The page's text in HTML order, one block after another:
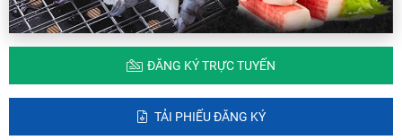
ĐĂNG KÝ TRỰC TUYẾN
TẢI PHIẾU ĐĂNG KÝ